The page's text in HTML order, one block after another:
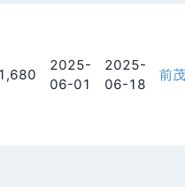
2025-
06-01
2025-
06-18
前